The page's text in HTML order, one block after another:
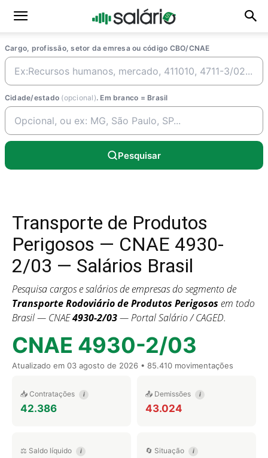
Cargo, profissão, setor da emresa ou código CBO/CNAE
Cidade/estado (opcional). Em branco = Brasil
Pesquisar
Transporte de Produtos
Perigosos — CNAE 4930-
2/03 — Salários Brasil
Pesquisa cargos e salários de empresas do segmento de
Transporte Rodoviário de Produtos Perigosos em todo
Brasil — CNAE4930-2/03— Portal Salário / CAGED.
CNAE 4930-2/03
Atualizado em 03 agosto de 2026 • 85.410 movimentações
📥 Contratações i
42.386
📤 Demissões i
43.024
⚖️ Saldo líquido i 🔄 Situação i